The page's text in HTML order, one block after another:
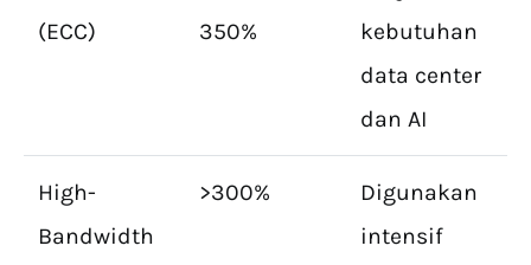
(ECC)
350%
kebutuhan
data center
dan AI
High-
Bandwidth
>300%
Digunakan
intensif